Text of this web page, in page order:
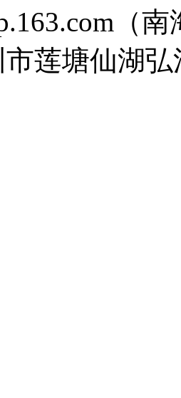
（南
莲塘仙湖弘